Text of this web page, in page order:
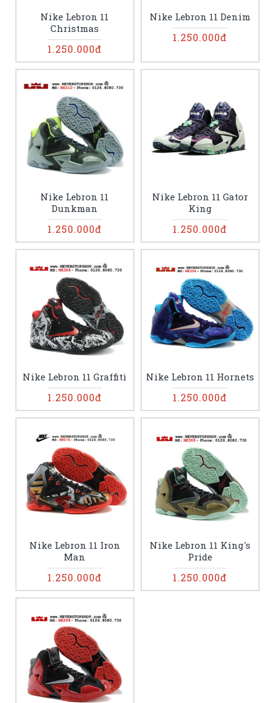
Nike Lebron 11
Christmas
1.250.000đ
Nike Lebron 11 Denim
1.250.000đ
Nike Lebron 11
Dunkman
1.250.000đ
Nike Lebron 11 Gator
King
1.250.000đ
Nike Lebron 11 Graffiti
1.250.000đ
Nike Lebron 11 Hornets
1.250.000đ
Nike Lebron 11 Iron
Man
1.250.000đ
Nike Lebron 11 King's
Pride
1.250.000đ